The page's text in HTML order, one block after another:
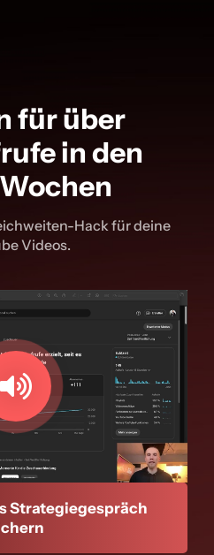
für über
in den
Hack für deine
Videos.
100.00%
Playback
Rate
Strategiegespräch